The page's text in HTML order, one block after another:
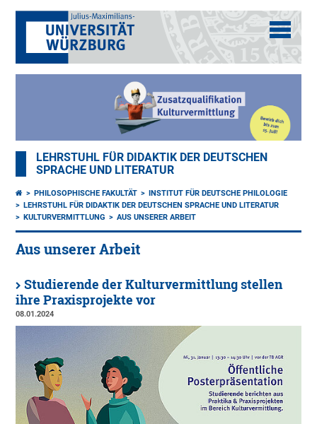
LEHRSTUHL FÜR DIDAKTIK DER DEUTSCHEN
SPRACHE UND LITERATUR
PHILOSOPHISCHE FAKULTÄT
INSTITUT FÜR DEUTSCHE PHILOLOGIE
LEHRSTUHL FÜR DIDAKTIK DER DEUTSCHEN SPRACHE UND LITERATUR
KULTURVERMITTLUNG
AUS UNSERER ARBEIT
Aus unserer Arbeit
Studierende der Kulturvermittlung stellen
ihre Praxisprojekte vor
08.01.2024